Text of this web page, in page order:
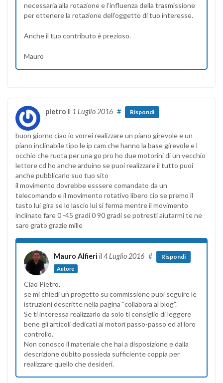
necessaria alla rotazione e l’influenza della trasmissione
per ottenere la rotazione dell’oggetto di tuo interesse.
Anche il tuo contributo è prezioso.
Mauro
pietro il 1 Luglio 2016 # Rispondi
buon giorno ciao io vorrei realizzare un piano girevole e un
piano inclinabile tipo le ip cam che hanno la base girevole e l
occhio che ruota per una go pro ho due motorini di un vecchio
lettore cd ho anche arduino se puoi realizzare il tutto puoi
anche pubblicarlo suo tuo sito
il movimento dovrebbe esssere comandato da un
telecomando e il movimento rotativo libero cio se premo il
tasto lui gira se lo lascio lui si ferma mentre il movimento
inclinato fare 0 -45 gradi 0 90 gradi se potresti aiutarmi te ne
saro grato grazie mille
Mauro Alfieri il 4 Luglio 2016
Autore
# Rispondi
Ciao Pietro,
se mi chiedi un progetto su commissione puoi seguire le
istruzioni descritte nella pagina “collabora al blog”.
Se ti interessa realizzarlo da solo ti consiglio di leggere
bene gli articoli dedicati ai motori passo-passo ed al loro
controllo.
Non conosco il materiale che hai a disposizione e dalla
descrizione dubito possieda sufficiente coppia per
realizzare quello che desideri.